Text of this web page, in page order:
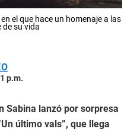
el que hace un homenaje a las
su vida
p.m.
Sabina lanzó por sorpresa
último vals”, que llega